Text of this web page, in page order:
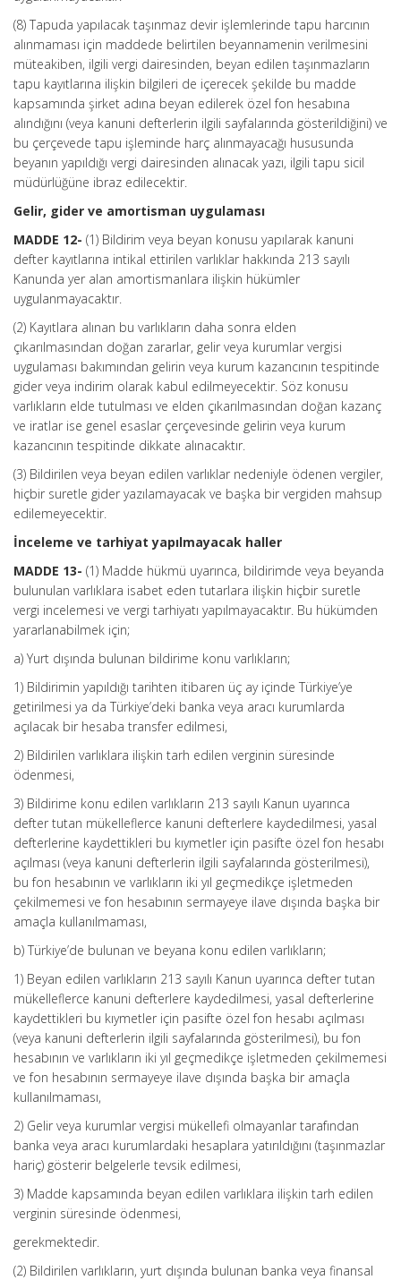
(8) Tapuda yapılacak taşınmaz devir işlemlerinde tapu harcının
alınmaması için maddede belirtilen beyannamenin verilmesini
müteakiben, ilgili vergi dairesinden, beyan edilen taşınmazların
tapu kayıtlarına ilişkin bilgileri de içerecek şekilde bu madde
kapsamında şirket adına beyan edilerek özel fon hesabına
alındığını (veya kanuni defterlerin ilgili sayfalarında gösterildiğini) ve
bu çerçevede tapu işleminde harç alınmayacağı hususunda
beyanın yapıldığı vergi dairesinden alınacak yazı, ilgili tapu sicil
müdürlüğüne ibraz edilecektir.
Gelir, gider ve amortisman uygulaması
MADDE 12- (1) Bildirim veya beyan konusu yapılarak kanuni
defter kayıtlarına intikal ettirilen varlıklar hakkında 213 sayılı
Kanunda yer alan amortismanlara ilişkin hükümler
uygulanmayacaktır.
(2) Kayıtlara alınan bu varlıkların daha sonra elden
çıkarılmasından doğan zararlar, gelir veya kurumlar vergisi
uygulaması bakımından gelirin veya kurum kazancının tespitinde
gider veya indirim olarak kabul edilmeyecektir. Söz konusu
varlıkların elde tutulması ve elden çıkarılmasından doğan kazanç
ve iratlar ise genel esaslar çerçevesinde gelirin veya kurum
kazancının tespitinde dikkate alınacaktır.
(3) Bildirilen veya beyan edilen varlıklar nedeniyle ödenen vergiler,
hiçbir suretle gider yazılamayacak ve başka bir vergiden mahsup
edilemeyecektir.
İnceleme ve tarhiyat yapılmayacak haller
MADDE 13- (1) Madde hükmü uyarınca, bildirimde veya beyanda
bulunulan varlıklara isabet eden tutarlara ilişkin hiçbir suretle
vergi incelemesi ve vergi tarhiyatı yapılmayacaktır. Bu hükümden
yararlanabilmek için;
a) Yurt dışında bulunan bildirime konu varlıkların;
1) Bildirimin yapıldığı tarihten itibaren üç ay içinde Türkiye’ye
getirilmesi ya da Türkiye’deki banka veya aracı kurumlarda
açılacak bir hesaba transfer edilmesi,
2) Bildirilen varlıklara ilişkin tarh edilen verginin süresinde
ödenmesi,
3) Bildirime konu edilen varlıkların 213 sayılı Kanun uyarınca
defter tutan mükelleflerce kanuni defterlere kaydedilmesi, yasal
defterlerine kaydettikleri bu kıymetler için pasifte özel fon hesabı
açılması (veya kanuni defterlerin ilgili sayfalarında gösterilmesi),
bu fon hesabının ve varlıkların iki yıl geçmedikçe işletmeden
çekilmemesi ve fon hesabının sermayeye ilave dışında başka bir
amaçla kullanılmaması,
b) Türkiye’de bulunan ve beyana konu edilen varlıkların;
1) Beyan edilen varlıkların 213 sayılı Kanun uyarınca defter tutan
mükelleflerce kanuni defterlere kaydedilmesi, yasal defterlerine
kaydettikleri bu kıymetler için pasifte özel fon hesabı açılması
(veya kanuni defterlerin ilgili sayfalarında gösterilmesi), bu fon
hesabının ve varlıkların iki yıl geçmedikçe işletmeden çekilmemesi
ve fon hesabının sermayeye ilave dışında başka bir amaçla
kullanılmaması,
2) Gelir veya kurumlar vergisi mükellefi olmayanlar tarafından
banka veya aracı kurumlardaki hesaplara yatırıldığını (taşınmazlar
hariç) gösterir belgelerle tevsik edilmesi,
3) Madde kapsamında beyan edilen varlıklara ilişkin tarh edilen
verginin süresinde ödenmesi,
gerekmektedir.
(2) Bildirilen varlıkların, yurt dışında bulunan banka veya finansal